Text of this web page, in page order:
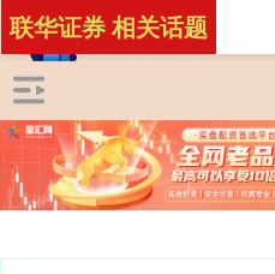
联华证券 相关话题